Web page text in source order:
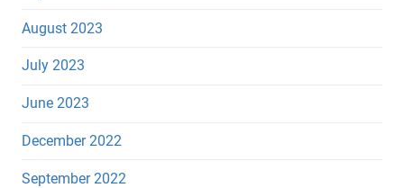
August 2023
July 2023
June 2023
December 2022
September 2022